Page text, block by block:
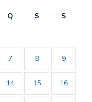
Q S
S
7 8 9
14 15 16